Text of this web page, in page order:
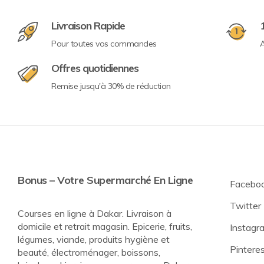
Livraison Rapide
Pour toutes vos commandes
Offres quotidiennes
Remise jusqu'à 30% de réduction
Bonus – Votre Supermarché En Ligne
Courses en ligne à Dakar. Livraison à
domicile et retrait magasin. Epicerie, fruits,
légumes, viande, produits hygiène et
beauté, électroménager, boissons,
Twitter